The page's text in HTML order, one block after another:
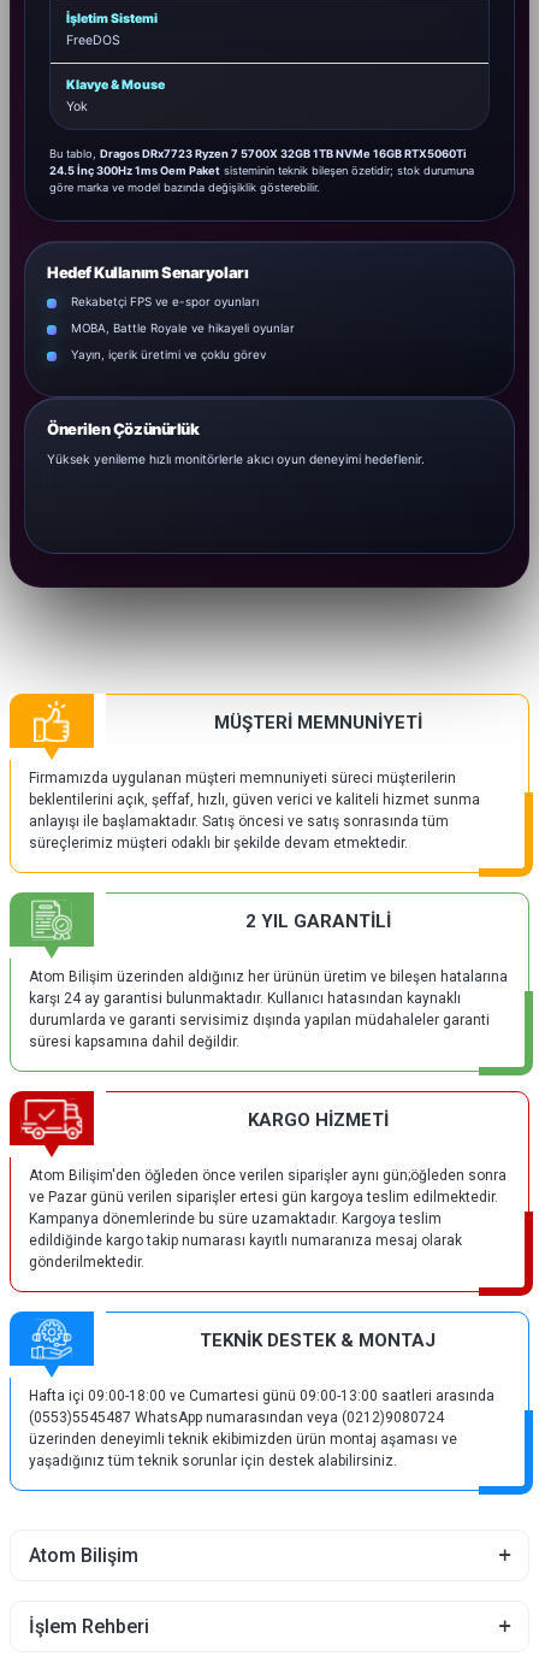
İşletim Sistemi
FreeDOS
Klavye & Mouse
Yok
Bu tablo, Dragos DRx7723 Ryzen 7 5700X 32GB 1TB NVMe 16GB RTX5060Ti
24.5 İnç 300Hz 1ms Oem Paket sisteminin teknik bileşen özetidir; stok durumuna
göre marka ve model bazında değişiklik gösterebilir.
Hedef Kullanım Senaryoları
Rekabetçi FPS ve e-spor oyunları
MOBA, Battle Royale ve hikayeli oyunlar
Yayın, içerik üretimi ve çoklu görev
Önerilen Çözünürlük
Yüksek yenileme hızlı monitörlerle akıcı oyun deneyimi hedeflenir.
MÜŞTERİ MEMNUNİYETİ
Firmamızda uygulanan müşteri memnuniyeti süreci müşterilerin
beklentilerini açık, şeffaf, hızlı, güven verici ve kaliteli hizmet sunma
anlayışı ile başlamaktadır. Satış öncesi ve satış sonrasında tüm
süreçlerimiz müşteri odaklı bir şekilde devam etmektedir.
2 YIL GARANTİLİ
Atom Bilişim üzerinden aldığınız her ürünün üretim ve bileşen hatalarına
karşı 24 ay garantisi bulunmaktadır. Kullanıcı hatasından kaynaklı
durumlarda ve garanti servisimiz dışında yapılan müdahaleler garanti
süresi kapsamına dahil değildir.
KARGO HİZMETİ
Atom Bilişim'den öğleden önce verilen siparişler aynı gün;öğleden sonra
ve Pazar günü verilen siparişler ertesi gün kargoya teslim edilmektedir.
Kampanya dönemlerinde bu süre uzamaktadır. Kargoya teslim
edildiğinde kargo takip numarası kayıtlı numaranıza mesaj olarak
gönderilmektedir.
TEKNİK DESTEK & MONTAJ
Hafta içi 09:00-18:00 ve Cumartesi günü 09:00-13:00 saatleri arasında
(0553)5545487 WhatsApp numarasından veya (0212)9080724
üzerinden deneyimli teknik ekibimizden ürün montaj aşaması ve
yaşadığınız tüm teknik sorunlar için destek alabilirsiniz.
Atom Bilişim
İşlem Rehberi